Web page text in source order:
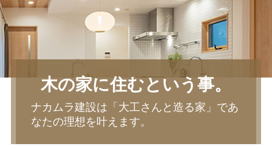
木の家に住むという事。
ナカムラ建設は「大工さんと造る家」であ
なたの理想を叶えます。